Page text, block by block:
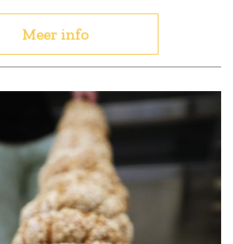
Meer info